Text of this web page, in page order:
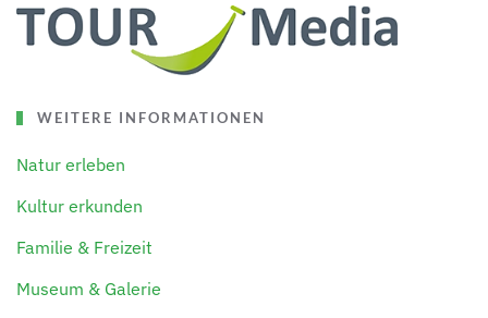
WEITERE INFORMATIONEN
Natur erleben
Kultur erkunden
Familie & Freizeit
Museum & Galerie